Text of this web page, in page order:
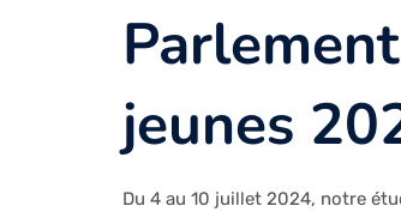
jeunes
Du 4 au 10 juillet 2024, notre